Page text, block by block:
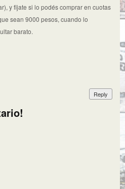
y fijate si lo podés comprar en cuotas
sean 9000 pesos, cuando lo
barato.
Reply